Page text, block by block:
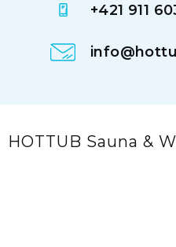
+421 911
HOTTUB Sauna &